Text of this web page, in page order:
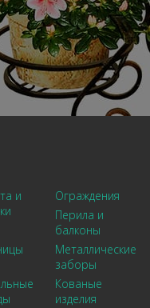
и
Ограждения
Перила и
балконы
Металлические
заборы
Кованые
изделия